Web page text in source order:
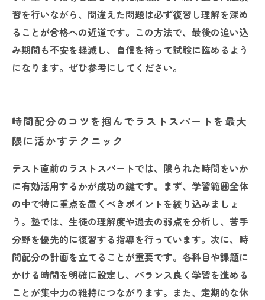
習を行いながら、間違えた問題は必ず復習し理解を深め
ることが合格への近道です。この方法で、最後の追い込
み期間も不安を軽減し、自信を持って試験に臨めるよう
になります。ぜひ参考にしてください。
時間配分のコツを掴んでラストスパートを最大
限に活かすテクニック
テスト直前のラストスパートでは、限られた時間をいか
に有効活用するかが成功の鍵です。まず、学習範囲全体
の中で特に重点を置くべきポイントを絞り込みましょ
う。塾では、生徒の理解度や過去の弱点を分析し、苦手
分野を優先的に復習する指導を行っています。次に、時
間配分の計画を立てることが重要です。各科目や課題に
かける時間を明確に設定し、バランス良く学習を進める
ことが集中力の維持につながります。また、定期的な休